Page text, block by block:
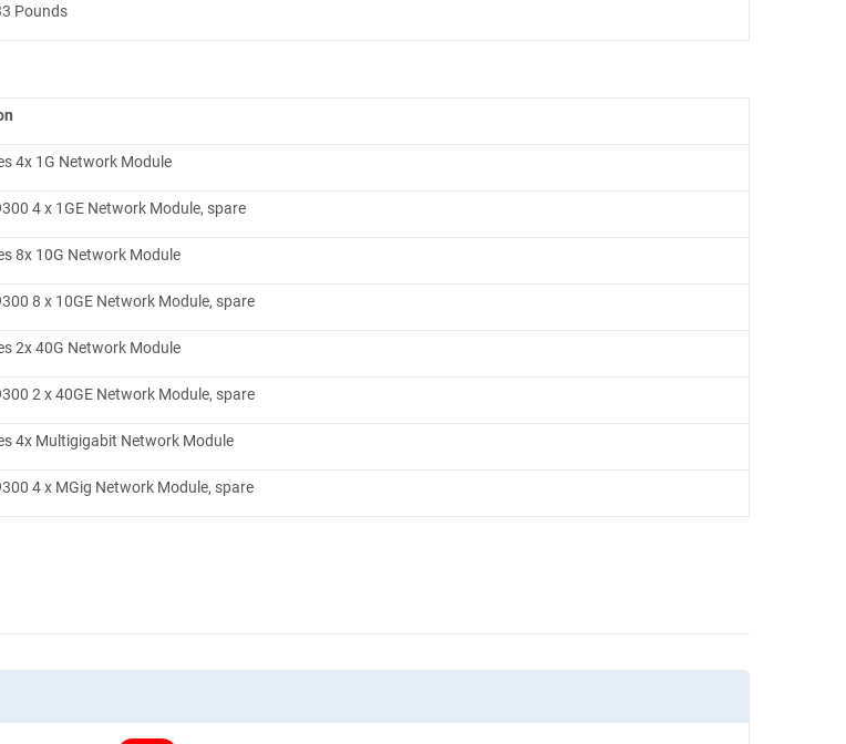
Pounds
4x 1G Network Module
4 x 1GE Network Module, spare
8x 10G Network Module
8 x 10GE Network Module, spare
2x 40G Network Module
2 x 40GE Network Module, spare
4x Multigigabit Network Module
4 x MGig Network Module, spare